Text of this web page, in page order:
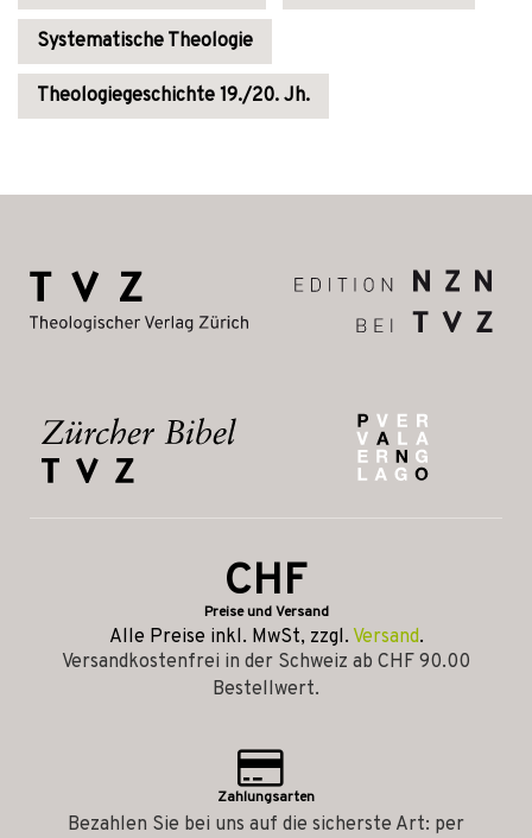
Systematische Theologie
Theologiegeschichte 19./20. Jh.
CHF
Preise und Versand
Alle Preise inkl. MwSt, zzgl. Versand.
Versandkostenfrei in der Schweiz ab CHF 90.00
Bestellwert.
Zahlungsarten
Bezahlen Sie bei uns auf die sicherste Art: per